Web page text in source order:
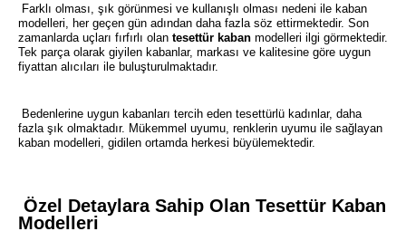
Farklı olması, şık görünmesi ve kullanışlı olması nedeni ile kaban
modelleri, her geçen gün adından daha fazla söz ettirmektedir. Son
zamanlarda uçları fırfırlı olan tesettür kaban modelleri ilgi görmektedir.
Tek parça olarak giyilen kabanlar, markası ve kalitesine göre uygun
fiyattan alıcıları ile buluşturulmaktadır.
Bedenlerine uygun kabanları tercih eden tesettürlü kadınlar, daha
fazla şık olmaktadır. Mükemmel uyumu, renklerin uyumu ile sağlayan
kaban modelleri, gidilen ortamda herkesi büyülemektedir.
Özel Detaylara Sahip Olan Tesettür Kaban
Modelleri